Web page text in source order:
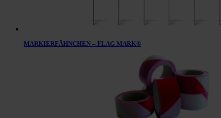
MARKIERFÄHNCHEN – FLAG MARK®